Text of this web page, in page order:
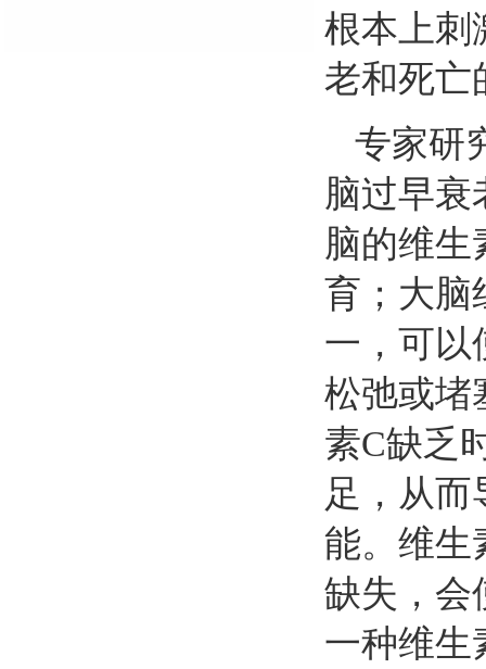
根本上刺
老和死亡
专家研
脑过早衰
脑的维生
育；大脑
一，可以
松弛或堵
素C缺乏
足，从而
能。维生
缺失，会
一种维生